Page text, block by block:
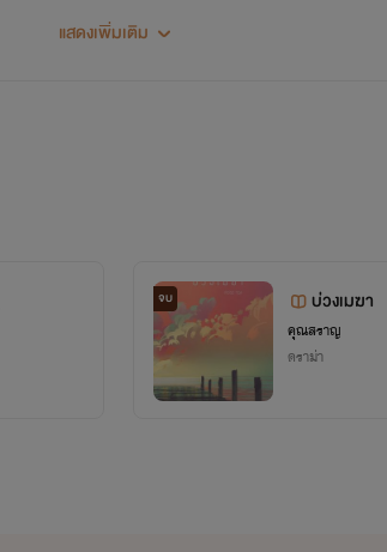
แสดงเพิ่มเติม
จบ บ่วงเมฆา
คุณสราญ
ดราม่า